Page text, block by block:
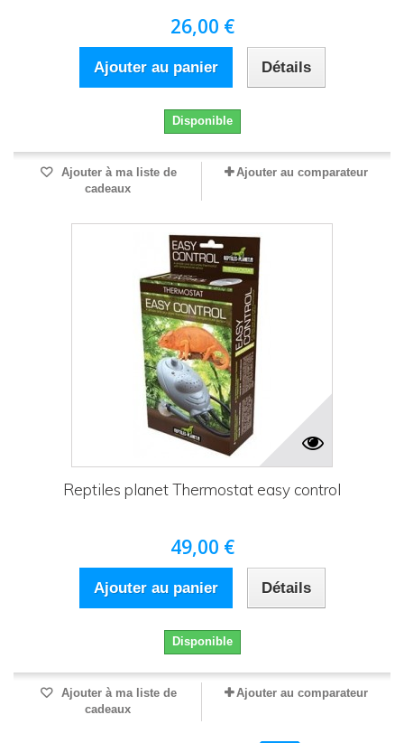
26,00 €
Ajouter au panier Détails
Disponible
Ajouter à ma liste de
cadeaux
Ajouter au comparateur
Reptiles planet Thermostat easy control
49,00 €
Ajouter au panier Détails
Disponible
Ajouter à ma liste de
cadeaux
Ajouter au comparateur